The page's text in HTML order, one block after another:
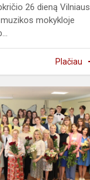
26 dieną Vilniaus
mokykloje
Plačiau